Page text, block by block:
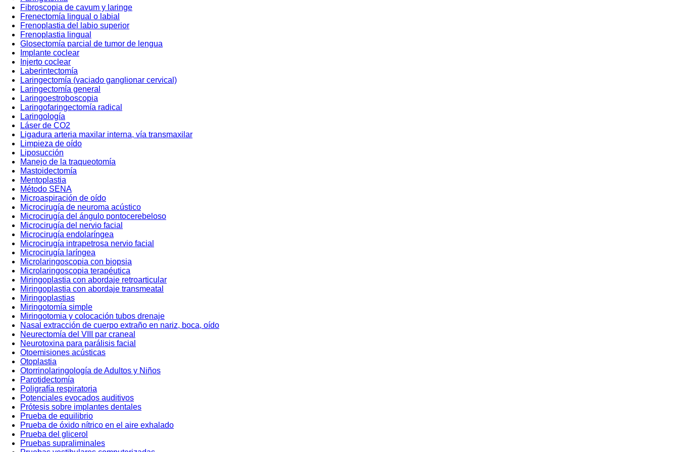
Fibroscopia de cavum y laringe
Frenectomía lingual o labial
Frenoplastia del labio superior
Frenoplastia lingual
Glosectomía parcial de tumor de lengua
Implante coclear
Injerto coclear
Laberintectomía
Laringectomía (vaciado ganglionar cervical)
Laringectomía general
Laringoestroboscopia
Laringofaringectomía radical
Laringología
Láser de CO2
Ligadura arteria maxilar interna, vía transmaxilar
Limpieza de oído
Liposucción
Manejo de la traqueotomía
Mastoidectomía
Mentoplastia
Método SENA
Microaspiración de oído
Microcirugía de neuroma acústico
Microcirugía del ángulo pontocerebeloso
Microcirugía del nervio facial
Microcirugía endolaríngea
Microcirugía intrapetrosa nervio facial
Microcirugía laríngea
Microlaringoscopia con biopsia
Microlaringoscopia terapéutica
Miringoplastia con abordaje retroarticular
Miringoplastia con abordaje transmeatal
Miringoplastias
Miringotomía simple
Miringotomia y colocación tubos drenaje
Nasal extracción de cuerpo extraño en nariz, boca, oído
Neurectomía del VIII par craneal
Neurotoxina para parálisis facial
Otoemisiones acústicas
Otoplastia
Otorrinolaringología de Adultos y Niños
Parotidectomía
Poligrafía respiratoria
Potenciales evocados auditivos
Prótesis sobre implantes dentales
Prueba de equilibrio
Prueba de óxido nítrico en el aire exhalado
Prueba del glicerol
Pruebas supraliminales